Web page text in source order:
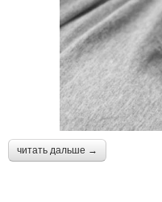
читать дальше →